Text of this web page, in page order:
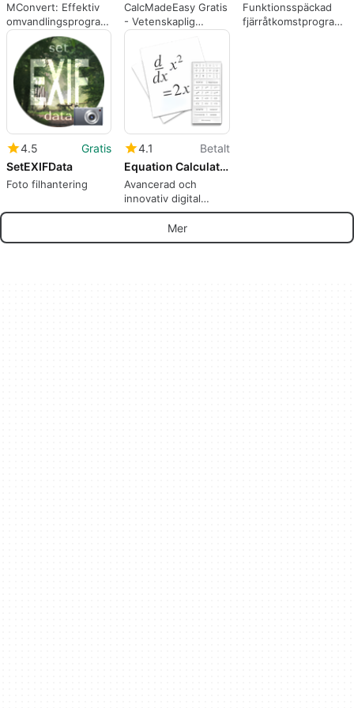
MConvert: Effektiv
omvandlingsprogram
för Mac
CalcMadeEasy Gratis
- Vetenskaplig
Kalkylator - Utför
beräkningar gratis!
Funktionsspäckad
4.5
Gratis
SetEXIFData
Foto filhantering
4.1
Betalt
Equation Calculator
Avancerad och
innovativ digital
vetenskaplig
kalkylatorMer